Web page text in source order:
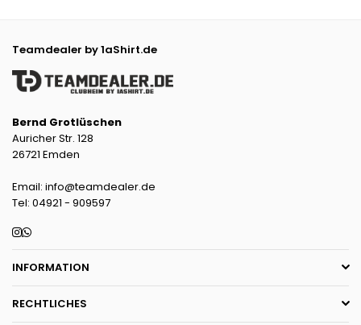
Teamdealer by 1aShirt.de
Bernd Grotlüschen
Auricher Str. 128
26721 Emden
Email: info@teamdealer.de
Tel: 04921 - 909597
Instagram
Whatsapp
INFORMATION
RECHTLICHES